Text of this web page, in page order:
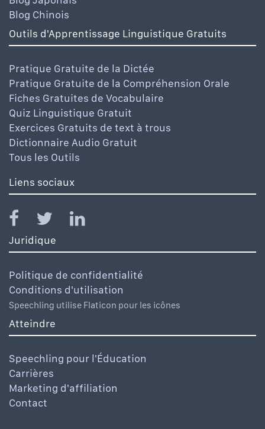
Blog Chinois
Outils d'Apprentissage Linguistique Gratuits
Pratique Gratuite de la Dictée
Pratique Gratuite de la Compréhension Orale
Fiches Gratuites de Vocabulaire
Quiz Linguistique Gratuit
Exercices Gratuits de text à trous
Dictionnaire Audio Gratuit
Tous les Outils
Liens sociaux
Juridique
Politique de confidentialité
Conditions d'utilisation
Speechling utilise Flaticon pour les icônes
Atteindre
Speechling pour l'Éducation
Carrières
Marketing d'affiliation
Contact